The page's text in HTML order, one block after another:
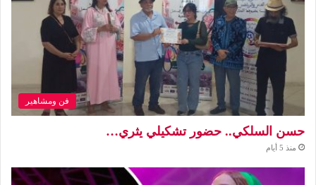
فن ومشاهير
حسن السلكي.. حضور تشكيلي يثري…
منذ 5 أيام